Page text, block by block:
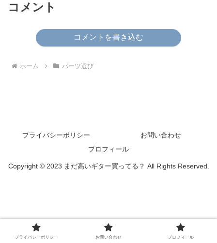
コメント
コメントを書き込む
ホーム パーツ選び
プライバシーポリシー
お問い合わせ
プロフィール
Copyright © 2023 まだ高いギター買ってる？ All Rights Reserved.
プライバシーポリシー お問い合わせ プロフィール